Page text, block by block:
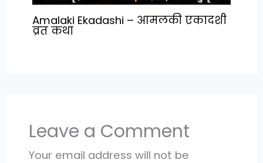
Amalaki Ekadashi – आमलकी एकादशी
व्रत कथा
Leave a Comment
Your email address will not be